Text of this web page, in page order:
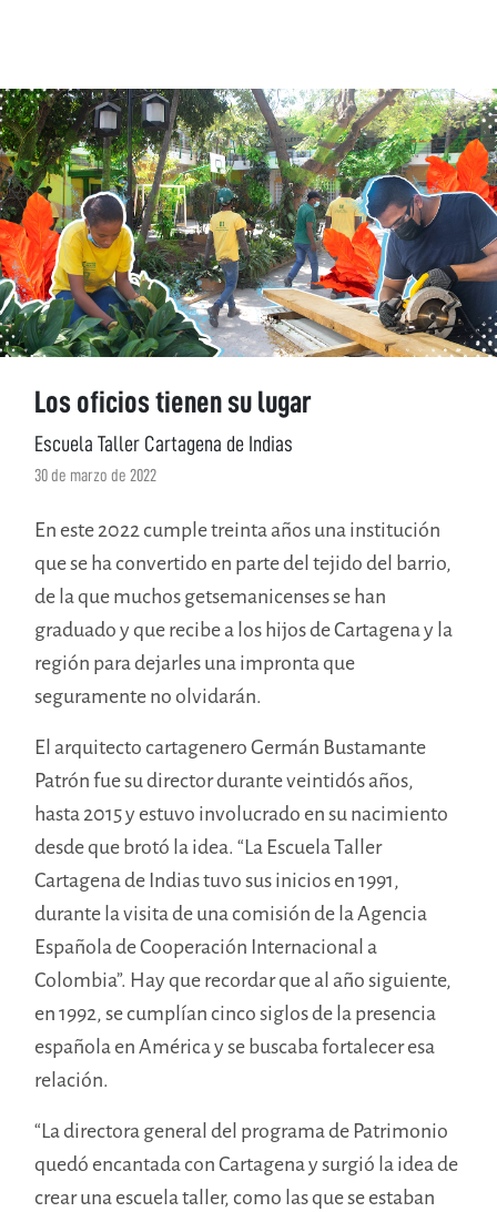
Los oficios tienen su lugar
Escuela Taller Cartagena de Indias
30 de marzo de 2022
En este 2022 cumple treinta años una institución
que se ha convertido en parte del tejido del barrio,
de la que muchos getsemanicenses se han
graduado y que recibe a los hijos de Cartagena y la
región para dejarles una impronta que
seguramente no olvidarán.
El arquitecto cartagenero Germán Bustamante
Patrón fue su director durante veintidós años,
hasta 2015 y estuvo involucrado en su nacimiento
desde que brotó la idea. “La Escuela Taller
Cartagena de Indias tuvo sus inicios en 1991,
durante la visita de una comisión de la Agencia
Española de Cooperación Internacional a
Colombia”. Hay que recordar que al año siguiente,
en 1992, se cumplían cinco siglos de la presencia
española en América y se buscaba fortalecer esa
relación.
“La directora general del programa de Patrimonio
quedó encantada con Cartagena y surgió la idea de
crear una escuela taller, como las que se estaban